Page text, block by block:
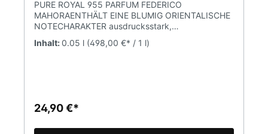
PURE ROYAL 955 PARFUM FEDERICO
MAHORAENTHÄLT EINE BLUMIG ORIENTALISCHE
NOTECHARAKTER ausdrucksstark,
berauschendDUFTNOTENKOPFNOTE
IngwerHERZNOTE frische Blumen,
von FM (Federico Mahora).
Inhalt: 0.05 l (498,00 €* / 1 l)
24,90 €*